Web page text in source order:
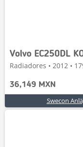
Volvo EC250DL
Radiadores • 2012 •
36,149 MXN
Swecon